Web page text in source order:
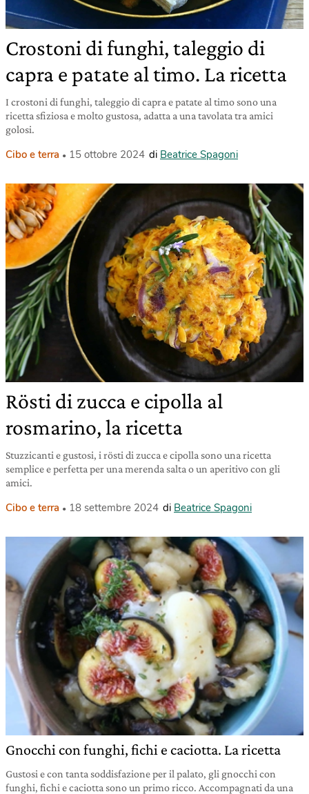
Crostoni di funghi, taleggio di
capra e patate al timo. La ricetta
I crostoni di funghi, taleggio di capra e patate al timo sono una
ricetta sfiziosa e molto gustosa, adatta a una tavolata tra amici
golosi.
Cibo e terra 15 ottobre 2024 di Beatrice Spagoni
Rösti di zucca e cipolla al
rosmarino, la ricetta
Stuzzicanti e gustosi, i rösti di zucca e cipolla sono una ricetta
semplice e perfetta per una merenda salta o un aperitivo con gli
amici.
Cibo e terra 18 settembre 2024 di Beatrice Spagoni
Gnocchi con funghi, fichi e caciotta. La ricetta
Gustosi e con tanta soddisfazione per il palato, gli gnocchi con
funghi, fichi e caciotta sono un primo ricco. Accompagnati da una